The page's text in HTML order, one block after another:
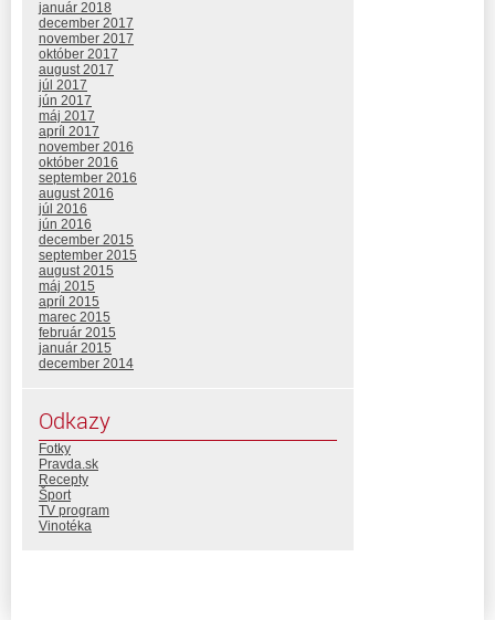
január 2018
december 2017
november 2017
október 2017
august 2017
júl 2017
jún 2017
máj 2017
apríl 2017
november 2016
október 2016
september 2016
august 2016
júl 2016
jún 2016
december 2015
september 2015
august 2015
máj 2015
apríl 2015
marec 2015
február 2015
január 2015
december 2014
Odkazy
Fotky
Pravda.sk
Recepty
Šport
TV program
Vinotéka